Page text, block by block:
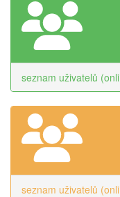
seznam uživatelů
seznam uživatelů